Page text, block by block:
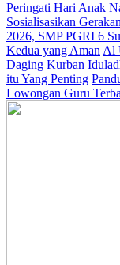
Peringati Hari Anak
Sosialisasikan
2026, SMP PGRI 6
Kedua yang Aman Al
Daging Kurban
itu Yang Penting
Lowongan Guru